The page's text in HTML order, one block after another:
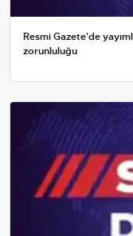
Resmi Gazete'de
zorunluluğu